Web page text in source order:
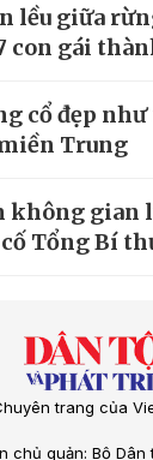
lều giữa
con gái
cổ đẹp
Trung
không gian
cố Tổng Bí
trang của
chủ quản: Bộ Dân